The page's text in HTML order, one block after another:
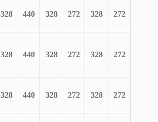
328 440 328 272 328 272
328 440 328 272 328 272
328 440 328 272 328 272